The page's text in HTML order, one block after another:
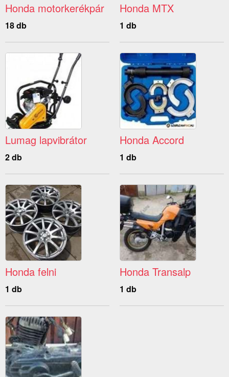
Honda motorkerékpár
18 db
Honda MTX
1 db
Lumag lapvibrátor
2 db
Honda Accord
1 db
Honda felni
1 db
Honda Transalp
1 db